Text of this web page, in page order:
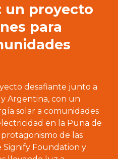
un proyecto
para
desafiante junto a
Argentina, con un
solar a comunidades
en la Puna de
de las
Signify Foundation y